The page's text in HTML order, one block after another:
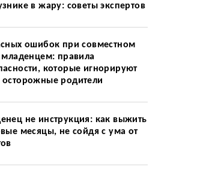
в жару: советы экспертов
ошибок при совместном
младенцем: правила
которые игнорируют
родители
не инструкция: как выжить
месяцы, не сойдя с ума от